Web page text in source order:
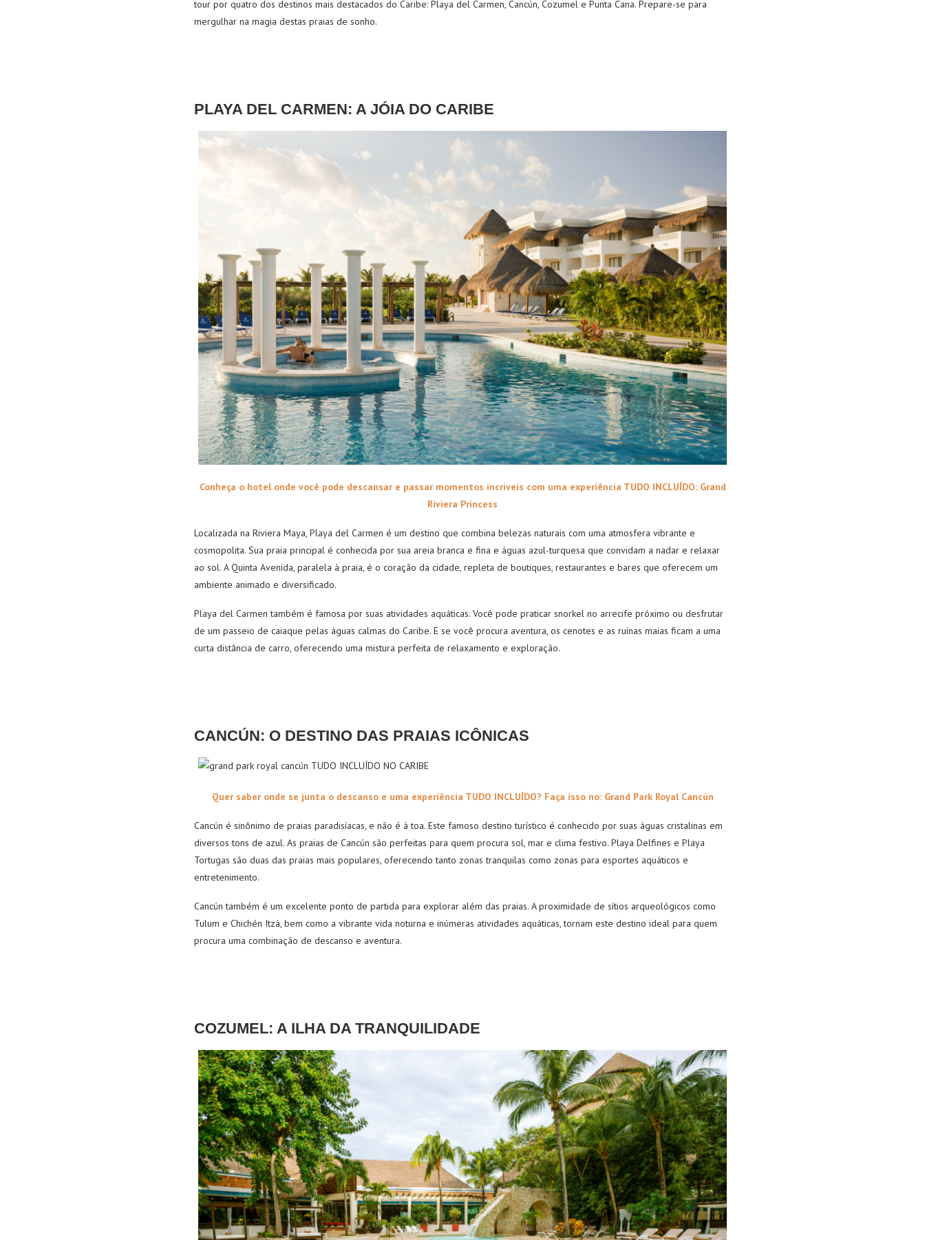
tour por quatro dos destinos mais destacados do Caribe: Playa del Carmen, Cancún, Cozumel e Punta Cana. Prepare-se para
mergulhar na magia destas praias de sonho.
PLAYA DEL CARMEN: A JÓIA DO CARIBE
Conheça o hotel onde você pode descansar e passar momentos incríveis com uma experiência TUDO INCLUÍDO: Grand
Riviera Princess
Localizada na Riviera Maya, Playa del Carmen é um destino que combina belezas naturais com uma atmosfera vibrante e
cosmopolita. Sua praia principal é conhecida por sua areia branca e fina e águas azul-turquesa que convidam a nadar e relaxar
ao sol. A Quinta Avenida, paralela à praia, é o coração da cidade, repleta de boutiques, restaurantes e bares que oferecem um
ambiente animado e diversificado.
Playa del Carmen também é famosa por suas atividades aquáticas. Você pode praticar snorkel no arrecife próximo ou desfrutar
de um passeio de caiaque pelas águas calmas do Caribe. E se você procura aventura, os cenotes e as ruínas maias ficam a uma
curta distância de carro, oferecendo uma mistura perfeita de relaxamento e exploração.
CANCÚN: O DESTINO DAS PRAIAS ICÔNICAS
Quer saber onde se junta o descanso e uma experiência TUDO INCLUÍDO? Faça isso no: Grand Park Royal Cancún
Cancún é sinônimo de praias paradisíacas, e não é à toa. Este famoso destino turístico é conhecido por suas águas cristalinas em
diversos tons de azul. As praias de Cancún são perfeitas para quem procura sol, mar e clima festivo. Playa Delfines e Playa
Tortugas são duas das praias mais populares, oferecendo tanto zonas tranquilas como zonas para esportes aquáticos e
entretenimento.
Cancún também é um excelente ponto de partida para explorar além das praias. A proximidade de sítios arqueológicos como
Tulum e Chichén Itzá, bem como a vibrante vida noturna e inúmeras atividades aquáticas, tornam este destino ideal para quem
procura uma combinação de descanso e aventura.
COZUMEL: A ILHA DA TRANQUILIDADE